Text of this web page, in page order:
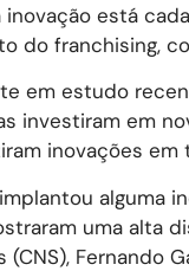
está
do franchising,
em estudo
investiram em
inovações
alguma
uma alta
(CNS), Fernando